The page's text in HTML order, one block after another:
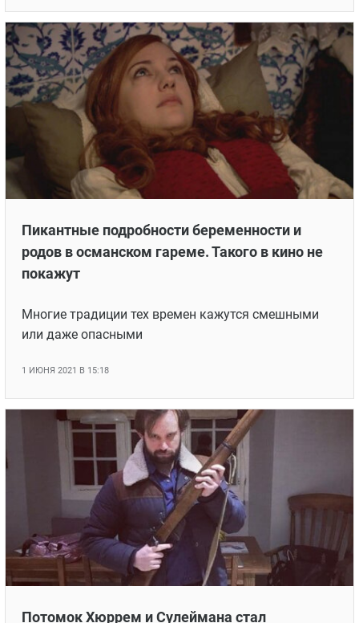
Пикантные подробности беременности и
родов в османском гареме. Такого в кино не
покажут
Многие традиции тех времен кажутся смешными
или даже опасными
1 ИЮНЯ 2021 В 15:18
Потомок Хюррем и Сулеймана стал